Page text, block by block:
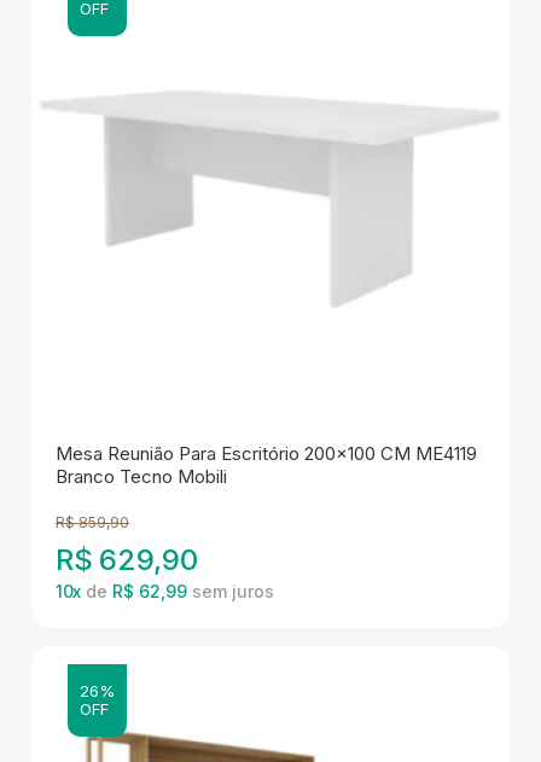
OFF
Mesa Reunião Para Escritório 200x100 CM ME4119
Branco Tecno Mobili
R$ 859,90
R$ 629,90
10x de R$ 62,99
26%
OFF